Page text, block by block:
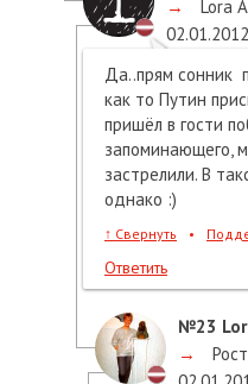
→ Lora
02.01.2012
Да..прям сонник
как то Путин
пришёл в гости
запоминающего,
застрелили. В
однако :)
↑ Свернуть •
Ответить
№23
→